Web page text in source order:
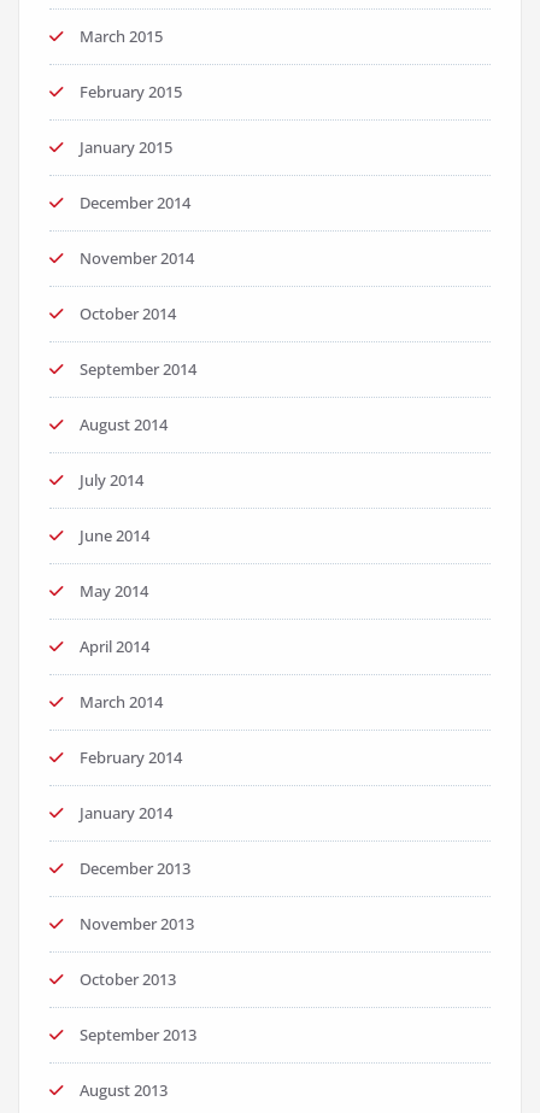
March 2015
February 2015
January 2015
December 2014
November 2014
October 2014
September 2014
August 2014
July 2014
June 2014
May 2014
April 2014
March 2014
February 2014
January 2014
December 2013
November 2013
October 2013
September 2013
August 2013